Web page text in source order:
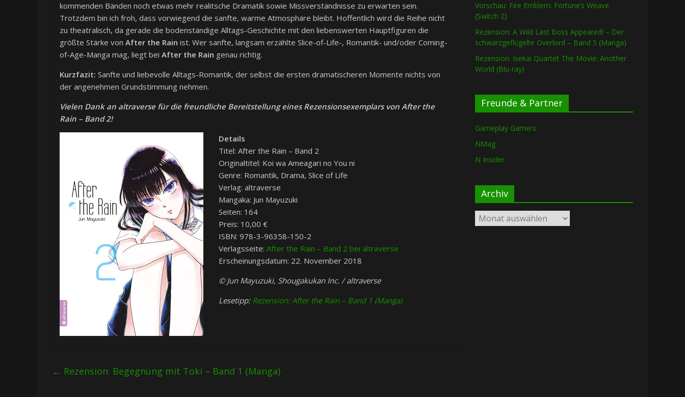
kommenden Bänden noch etwas mehr realitsche Dramatik sowie Missverständnisse zu erwarten sein.
Trotzdem bin ich froh, dass vorwiegend die sanfte, warme Atmosphäre bleibt. Hoffentlich wird die Reihe nicht
zu theatralisch, da gerade die bodenständige Alltags-Geschichte mit den liebenswerten Hauptfiguren die
größte Stärke von After the Rain ist. Wer sanfte, langsam erzählte Slice-of-Life-, Romantik- und/oder Coming-
of-Age-Manga mag, liegt bei After the Rain genau richtig.
Kurzfazit: Sanfte und liebevolle Alltags-Romantik, der selbst die ersten dramatischeren Momente nichts von
der angenehmen Grundstimmung nehmen.
Vielen Dank an altraverse für die freundliche Bereitstellung eines Rezensionsexemplars von After the
Rain – Band 2!
Details
Titel: After the Rain – Band 2
Originaltitel: Koi wa Ameagari no You ni
Genre: Romantik, Drama, Slice of Life
Verlag: altraverse
Mangaka: Jun Mayuzuki
Seiten: 164
Preis: 10,00 €
ISBN: 978-3-96358-150-2
Verlagsseite: After the Rain – Band 2 bei altraverse
Erscheinungsdatum: 22. November 2018
© Jun Mayuzuki, Shougakukan Inc. / altraverse
Lesetipp: Rezension: After the Rain – Band 1 (Manga)
← Rezension: Begegnung mit Toki – Band 1 (Manga)
Vorschau: Fire Emblem: Fortune’s Weave
(Switch 2)
Rezension: A Wild Last Boss Appeared! – Der
schwarzgeflügelte Overlord – Band 5 (Manga)
Rezension: Isekai Quartet The Movie: Another
World (Blu-ray)
Freunde & Partner
Gameplay Gamers
NMag
N Insider
Archiv
Archiv